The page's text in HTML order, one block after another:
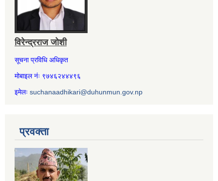
विरेन्द्रराज जोशी
सूचना प्रविधि अधिकृत
मोबाइल नंः ९७४६२४४४९६
इमेलः suchanaadhikari@duhunmun.gov.np
प्रवक्ता